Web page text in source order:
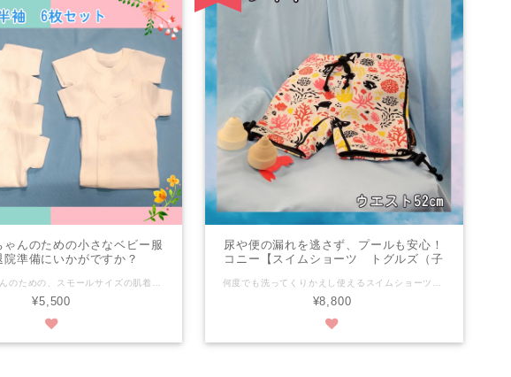
ゃんのための小さなベビー服
準備にいかがですか？
¥5,500
尿や便の漏れを逃さず、プールも安心！
コニー【スイムショーツ トグルズ（子
¥8,800